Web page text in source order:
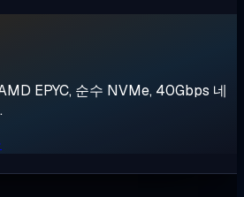
EPYC, 순수 NVMe, 40Gbps 네